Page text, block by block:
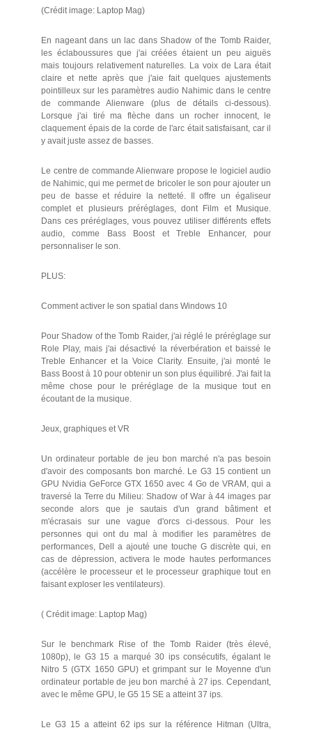
(Crédit image: Laptop Mag)
En nageant dans un lac dans Shadow of the Tomb Raider,
les éclaboussures que j'ai créées étaient un peu aiguës
mais toujours relativement naturelles. La voix de Lara était
claire et nette après que j'aie fait quelques ajustements
pointilleux sur les paramètres audio Nahimic dans le centre
de commande Alienware (plus de détails ci-dessous).
Lorsque j'ai tiré ma flèche dans un rocher innocent, le
claquement épais de la corde de l'arc était satisfaisant, car il
y avait juste assez de basses.
Le centre de commande Alienware propose le logiciel audio
de Nahimic, qui me permet de bricoler le son pour ajouter un
peu de basse et réduire la netteté. Il offre un égaliseur
complet et plusieurs préréglages, dont Film et Musique.
Dans ces préréglages, vous pouvez utiliser différents effets
audio, comme Bass Boost et Treble Enhancer, pour
personnaliser le son.
PLUS:
Comment activer le son spatial dans Windows 10
Pour Shadow of the Tomb Raider, j'ai réglé le préréglage sur
Role Play, mais j'ai désactivé la réverbération et baissé le
Treble Enhancer et la Voice Clarity. Ensuite, j'ai monté le
Bass Boost à 10 pour obtenir un son plus équilibré. J'ai fait la
même chose pour le préréglage de la musique tout en
écoutant de la musique.
Jeux, graphiques et VR
Un ordinateur portable de jeu bon marché n'a pas besoin
d'avoir des composants bon marché. Le G3 15 contient un
GPU Nvidia GeForce GTX 1650 avec 4 Go de VRAM, qui a
traversé la Terre du Milieu: Shadow of War à 44 images par
seconde alors que je sautais d'un grand bâtiment et
m'écrasais sur une vague d'orcs ci-dessous. Pour les
personnes qui ont du mal à modifier les paramètres de
performances, Dell a ajouté une touche G discrète qui, en
cas de dépression, activera le mode hautes performances
(accélère le processeur et le processeur graphique tout en
faisant exploser les ventilateurs).
( Crédit image: Laptop Mag)
Sur le benchmark Rise of the Tomb Raider (très élevé,
1080p), le G3 15 a marqué 30 ips consécutifs, égalant le
Nitro 5 (GTX 1650 GPU) et grimpant sur le Moyenne d'un
ordinateur portable de jeu bon marché à 27 ips. Cependant,
avec le même GPU, le G5 15 SE a atteint 37 ips.
Le G3 15 a atteint 62 ips sur la référence Hitman (Ultra,